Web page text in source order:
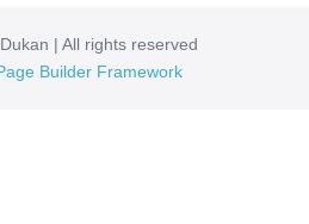
| All rights reserved
Builder Framework